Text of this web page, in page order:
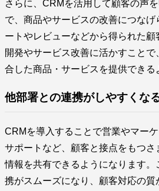
さらに、CRMを活用して顧客の声
で、商品やサービスの改善につな
ートやレビューなどから得られた
開発やサービス改善に活かすこと
合した商品・サービスを提供できる
他部署との連携がしやすくな
CRMを導入することで営業やマー
サポートなど、顧客と接点をもつ
情報を共有できるようになります
携がスムーズになり、顧客対応の質